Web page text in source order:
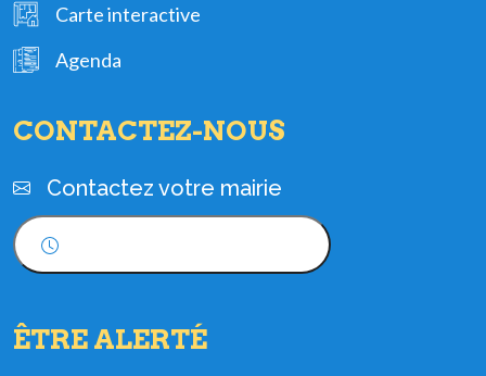
Carte interactive
Agenda
CONTACTEZ-NOUS
Contactez votre mairie
ÊTRE ALERTÉ